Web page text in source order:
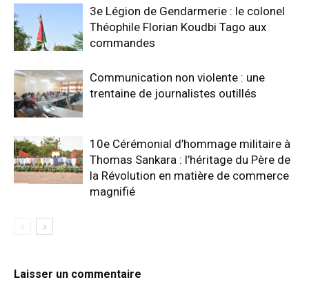
3e Légion de Gendarmerie : le colonel
Théophile Florian Koudbi Tago aux
commandes
Communication non violente : une
trentaine de journalistes outillés
10e Cérémonial d’hommage militaire à
Thomas Sankara : l’héritage du Père de
la Révolution en matière de commerce
magnifié
Laisser un commentaire